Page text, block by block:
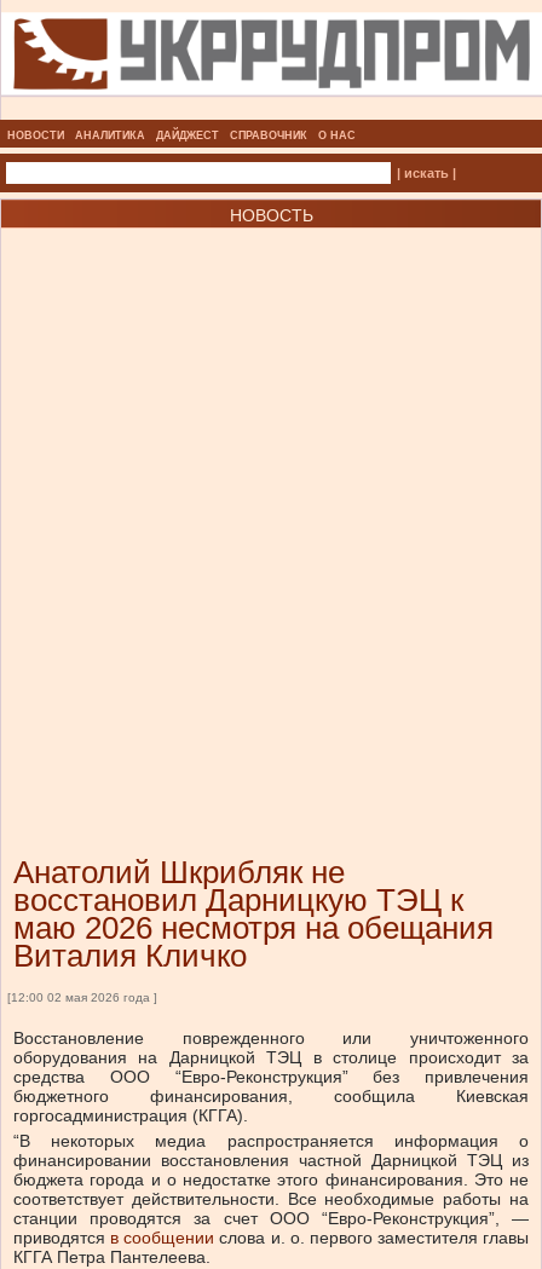
НОВОСТИ АНАЛИТИКА ДАЙДЖЕСТ СПРАВОЧНИК О НАС
| искать |
НОВОСТЬ
Анатолий Шкрибляк не
восстановил Дарницкую ТЭЦ к
маю 2026 несмотря на обещания
Виталия Кличко
[12:00 02 мая 2026 года ]
Восстановление поврежденного или уничтоженного
оборудования на Дарницкой ТЭЦ в столице происходит за
средства ООО “Евро-Реконструкция” без привлечения
бюджетного финансирования, сообщила Киевская
горгосадминистрация (КГГА).
“В некоторых медиа распространяется информация о
финансировании восстановления частной Дарницкой ТЭЦ из
бюджета города и о недостатке этого финансирования. Это не
соответствует действительности. Все необходимые работы на
станции проводятся за счет ООО “Евро-Реконструкция”, —
приводятся в сообщении слова и. о. первого заместителя главы
КГГА Петра Пантелеева.